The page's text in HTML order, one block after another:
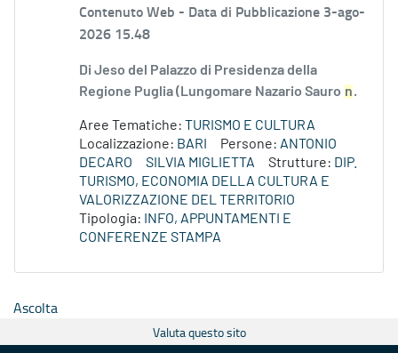
Contenuto Web - Data di Pubblicazione 3-ago-
2026 15.48
Di Jeso del Palazzo di Presidenza della
Regione Puglia (Lungomare Nazario Sauro n.
Aree Tematiche: TURISMO E CULTURA
Localizzazione: BARI Persone: ANTONIO
DECARO
SILVIA MIGLIETTA Strutture: DIP.
TURISMO, ECONOMIA DELLA CULTURA E
VALORIZZAZIONE DEL TERRITORIO
Tipologia:
INFO, APPUNTAMENTI E
CONFERENZE STAMPA
Ascolta
Valuta questo sito